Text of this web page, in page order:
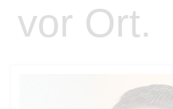
vor Ort.